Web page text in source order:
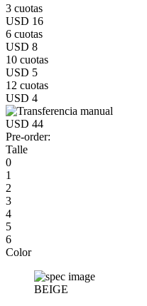
3 cuotas
USD 16
6 cuotas
USD 8
10 cuotas
USD 5
12 cuotas
USD 4
USD 44
Pre-order:
Talle
0
1
2
3
4
5
6
Color
BEIGE